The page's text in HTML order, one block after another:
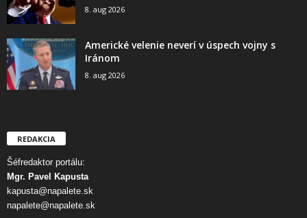
8. aug 2026
Americké velenie neverí v úspech vojny s
Iránom
8. aug 2026
REDAKCIA
Šéfredaktor portálu:
Mgr. Pavel Kapusta
kapusta@napalete.sk
napalete@napalete.sk